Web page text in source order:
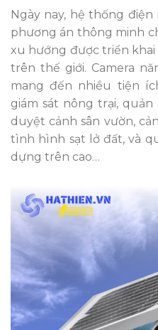
Ngày nay, hệ thống
phương án thông minh
xu hướng được triển
trên thế giới. Camera
mang đến nhiều tiện
giám sát nông trại,
duyệt cảnh sân vườn,
tình hình sạt lở đất, và
dựng trên cao…